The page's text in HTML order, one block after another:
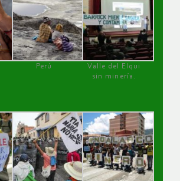
Perú
Valle del Elqui
sin minería.